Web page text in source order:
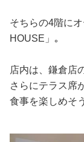
そちらの4階に
HOUSE」｡
店内は、鎌倉店
さらにテラス席
食事を楽しめそ